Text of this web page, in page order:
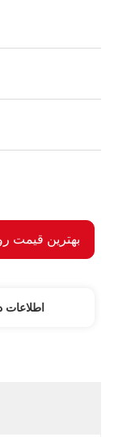
بهترین قیمت
اطلاعات